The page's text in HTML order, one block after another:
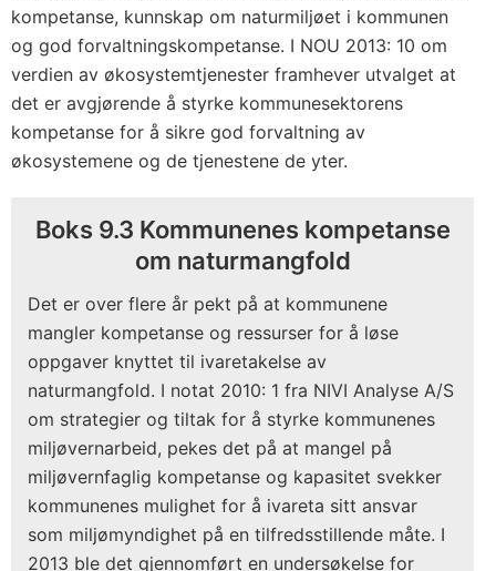
kompetanse, kunnskap om naturmiljøet i kommunen
og god forvaltningskompetanse. I NOU 2013: 10 om
verdien av økosystemtjenester framhever utvalget at
det er avgjørende å styrke kommunesektorens
kompetanse for å sikre god forvaltning av
økosystemene og de tjenestene de yter.
Boks 9.3 Kommunenes kompetanse
om naturmangfold
Det er over flere år pekt på at kommunene
mangler kompetanse og ressurser for å løse
oppgaver knyttet til ivaretakelse av
naturmangfold. I notat 2010: 1 fra NIVI Analyse A/S
om strategier og tiltak for å styrke kommunenes
miljøvernarbeid, pekes det på at mangel på
miljøvernfaglig kompetanse og kapasitet svekker
kommunenes mulighet for å ivareta sitt ansvar
som miljømyndighet på en tilfredsstillende måte. I
2013 ble det gjennomført en undersøkelse for